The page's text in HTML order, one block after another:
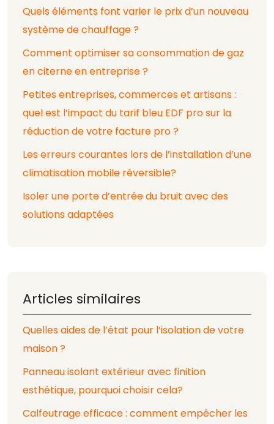
Quels éléments font varier le prix d’un nouveau
système de chauffage ?
Comment optimiser sa consommation de gaz
en citerne en entreprise ?
Petites entreprises, commerces et artisans :
quel est l’impact du tarif bleu EDF pro sur la
réduction de votre facture pro ?
Les erreurs courantes lors de l’installation d’une
climatisation mobile réversible?
Isoler une porte d’entrée du bruit avec des
solutions adaptées
Articles similaires
Quelles aides de l’état pour l’isolation de votre
maison ?
Panneau isolant extérieur avec finition
esthétique, pourquoi choisir cela?
Calfeutrage efficace : comment empêcher les